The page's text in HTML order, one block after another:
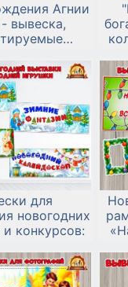
Агнии
вывеска,
для
новогодних
конкурсов: